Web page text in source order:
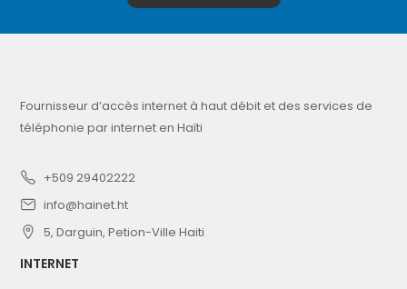
Fournisseur d’accès internet à haut débit et des services de
téléphonie par internet en Haïti
+509 29402222
info@hainet.ht
5, Darguin, Petion-Ville Haiti
INTERNET